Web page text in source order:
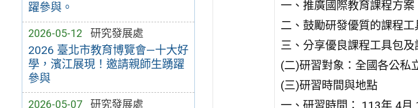
躍參與。
2026-05-12 研究發展處
2026 臺北市教育博覽會—十大好
學，濱江展現！邀請親師生踴躍
參與
2026-05-07 研究發展處
一、推廣國際教育課程方案
二、鼓勵研發優質的課程
三、分享優良課程工具包
(二)研習對象：全國各公私
(三)研習時間與地點